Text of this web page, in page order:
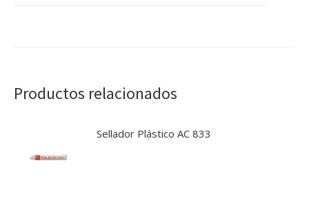
Productos relacionados
Sellador Plástico AC 833